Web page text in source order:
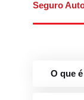
Seguro
O que